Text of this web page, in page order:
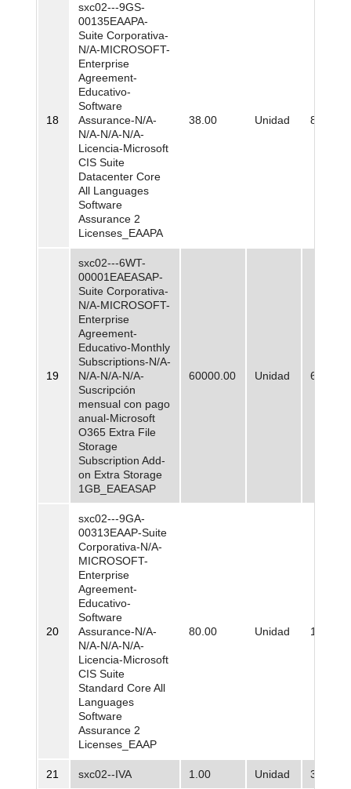
18
sxc02---9GS-
00135EAAPA-
Suite Corporativa-
N/A-MICROSOFT-
Enterprise
Agreement-
Educativo-
Software
Assurance-N/A-
N/A-N/A-N/A-
Licencia-Microsoft
CIS Suite
Datacenter Core
All Languages
Software
Assurance 2
Licenses_EAAPA
38.00 Unidad
19
sxc02---6WT-
00001EAEASAP-
Suite Corporativa-
N/A-MICROSOFT-
Enterprise
Agreement-
Educativo-Monthly
Subscriptions-N/A-
N/A-N/A-N/A-
Suscripción
mensual con pago
anual-Microsoft
O365 Extra File
Storage
Subscription Add-
on Extra Storage
1GB_EAEASAP
60000.00 Unidad 665,00
20
sxc02---9GA-
00313EAAP-Suite
Corporativa-N/A-
MICROSOFT-
Enterprise
Agreement-
Educativo-
Software
Assurance-N/A-
N/A-N/A-N/A-
Licencia-Microsoft
CIS Suite
Standard Core All
Languages
Software
Assurance 2
Licenses_EAAP
80.00 Unidad
21 sxc02--IVA 1.00 Unidad